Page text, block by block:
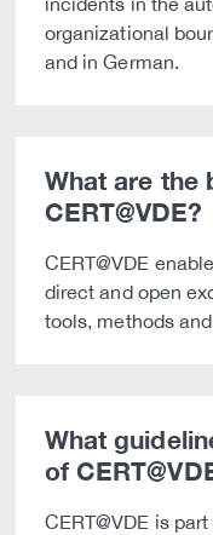
organizational
and in German.
What are the
CERT@VDE?
CERT@VDE
direct and open
tools, methods
What
of
CERT@VDE is